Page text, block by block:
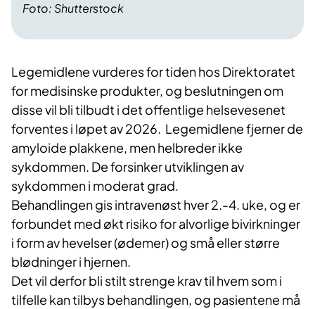
Foto: Shutterstock
Legemidlene vurderes for tiden hos Direktoratet
for medisinske produkter, og beslutningen om
disse vil bli tilbudt i det offentlige helsevesenet
forventes i løpet av 2026. Legemidlene fjerner de
amyloide plakkene, men helbreder ikke
sykdommen. De forsinker utviklingen av
sykdommen i moderat grad.
Behandlingen gis intravenøst hver 2.-4. uke, og er
forbundet med økt risiko for alvorlige bivirkninger
i form av hevelser (ødemer) og små eller større
blødninger i hjernen.
Det vil derfor bli stilt strenge krav til hvem som i
tilfelle kan tilbys behandlingen, og pasientene må